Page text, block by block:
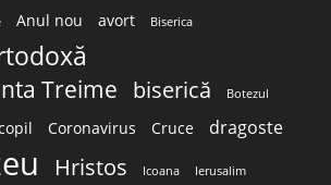
Anul nou avort Biserica
Treime biserică Botezul
Coronavirus Cruce dragoste
Hristos Icoana Ierusalim